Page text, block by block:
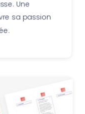
Une
sa passion